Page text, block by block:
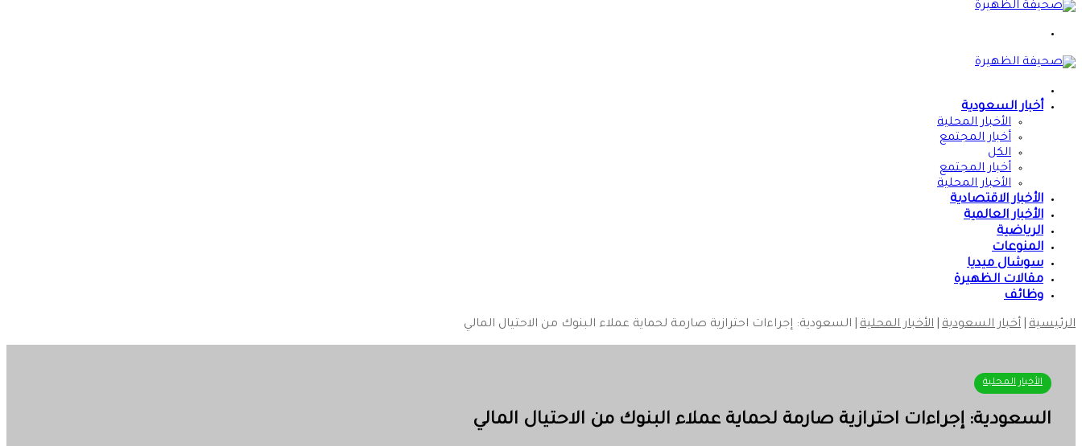
أخبار السعودية
الأخبار المحلية
أخبار المجتمع
الكل
أخبار المجتمع
الأخبار المحلية
الأخبار الاقتصادية
الأخبار العالمية
الرياضية
المنوعات
سوشال ميديا
مقالات الظهيرة
وظائف
الرئيسية أخبار السعودية الأخبار المحلية السعودية: إجراءات احترازية صارمة لحماية عملاء البنوك من الاحتيال المالي
الأخبار المحلية
السعودية: إجراءات احترازية صارمة لحماية عملاء البنوك من الاحتيال المالي